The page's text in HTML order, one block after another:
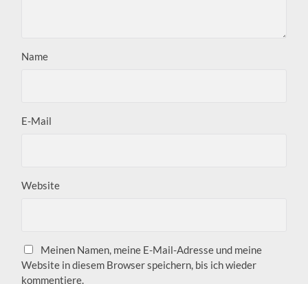
Name
E-Mail
Website
Meinen Namen, meine E-Mail-Adresse und meine
Website in diesem Browser speichern, bis ich wieder
kommentiere.